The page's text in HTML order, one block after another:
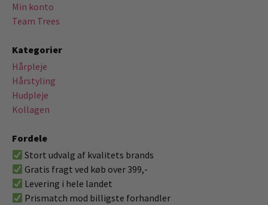
Min konto
Team Trees
Kategorier
Hårpleje
Hårstyling
Hudpleje
Kollagen
Fordele
Stort udvalg af kvalitets brands
Gratis fragt ved køb over 399,-
Levering i hele landet
Prismatch mod billigste forhandler